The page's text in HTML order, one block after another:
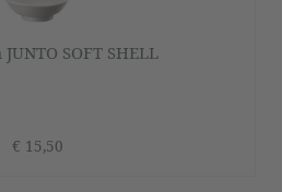
SOFT SHELL
€ 15,50